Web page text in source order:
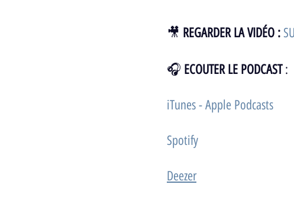
🎥 REGARDER LA VIDÉO :
🎧 ECOUTER LE PODCAST :
iTunes - Apple Podcasts
Spotify
Deezer